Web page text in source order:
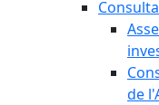
de